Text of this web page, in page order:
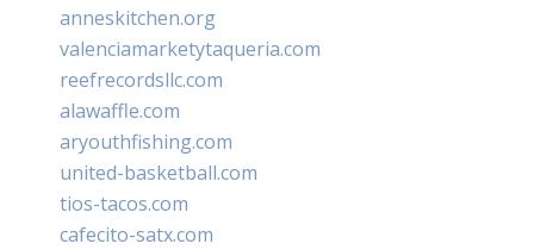
anneskitchen.org
valenciamarketytaqueria.com
reefrecordsllc.com
alawaffle.com
aryouthfishing.com
united-basketball.com
tios-tacos.com
cafecito-satx.com